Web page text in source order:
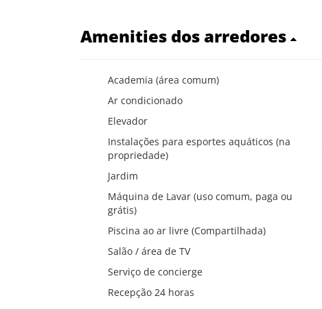
Amenities dos arredores
Academia (área comum)
Ar condicionado
Elevador
Instalações para esportes aquáticos (na
propriedade)
Jardim
Máquina de Lavar (uso comum, paga ou
grátis)
Piscina ao ar livre (Compartilhada)
Salão / área de TV
Serviço de concierge
Recepção 24 horas